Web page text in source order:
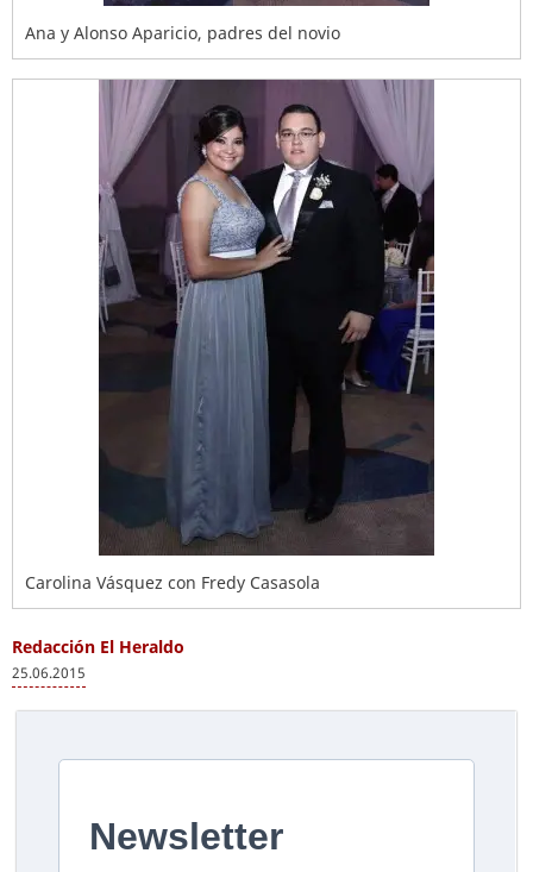
Ana y Alonso Aparicio, padres del novio
Carolina Vásquez con Fredy Casasola
Redacción El Heraldo
25.06.2015